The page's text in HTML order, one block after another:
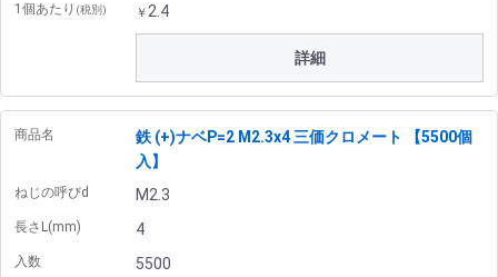
1個あたり (税別) ￥2.4
詳細
商品名
鉄 (+)ナベP=2 M2.3x4 三価クロメート 【5500個
入】
ねじの呼びd M2.3
長さL(mm) 4
入数 5500